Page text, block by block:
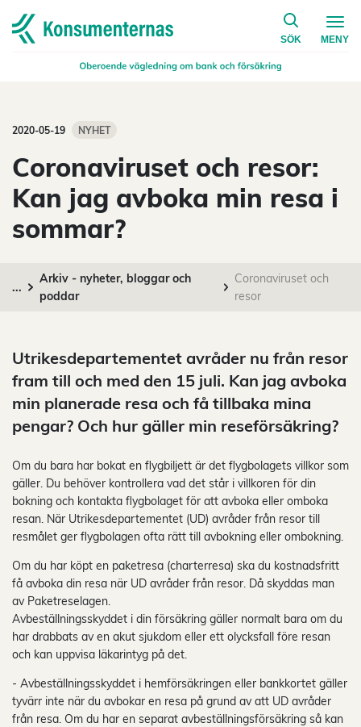
Navigera till startsidan
SÖK
på
MENY
2020-05-19 NYHET
Coronaviruset och resor:
Kan jag avboka min resa i
sommar?
...
Arkiv - nyheter, bloggar och
poddar
Coronaviruset och
resor
Utrikesdepartementet avråder nu från resor
fram till och med den 15 juli. Kan jag avboka
min planerade resa och få tillbaka mina
pengar? Och hur gäller min reseförsäkring?
Om du bara har bokat en flygbiljett är det flygbolagets villkor som
gäller. Du behöver kontrollera vad det står i villkoren för din
bokning och kontakta flygbolaget för att avboka eller omboka
resan. När Utrikesdepartementet (UD) avråder från resor till
resmålet ger flygbolagen ofta rätt till avbokning eller ombokning.
Om du har köpt en paketresa (charterresa) ska du kostnadsfritt
få avboka din resa när UD avråder från resor. Då skyddas man
av Paketreselagen.
Avbeställningsskyddet i din försäkring gäller normalt bara om du
har drabbats av en akut sjukdom eller ett olycksfall före resan
och kan uppvisa läkarintyg på det.
- Avbeställningsskyddet i hemförsäkringen eller bankkortet gäller
tyvärr inte när du avbokar en resa på grund av att UD avråder
från resa. Om du har en separat avbeställningsförsäkring så kan